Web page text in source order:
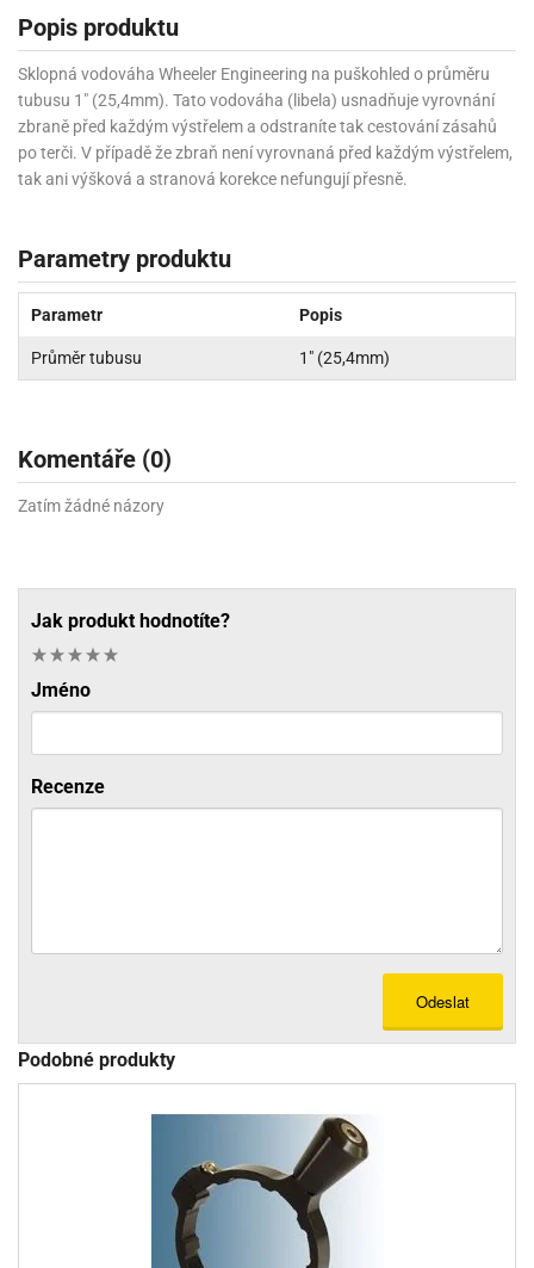
Popis produktu
Sklopná vodováha Wheeler Engineering na puškohled o průměru
tubusu 1" (25,4mm). Tato vodováha (libela) usnadňuje vyrovnání
zbraně před každým výstřelem a odstraníte tak cestování zásahů
po terči. V případě že zbraň není vyrovnaná před každým výstřelem,
tak ani výšková a stranová korekce nefungují přesně.
Parametry produktu
Parametr Popis
Průměr tubusu 1" (25,4mm)
Komentáře (0)
Zatím žádné názory
Jak produkt hodnotíte?
Jméno
Recenze
Odeslat
Podobné produkty